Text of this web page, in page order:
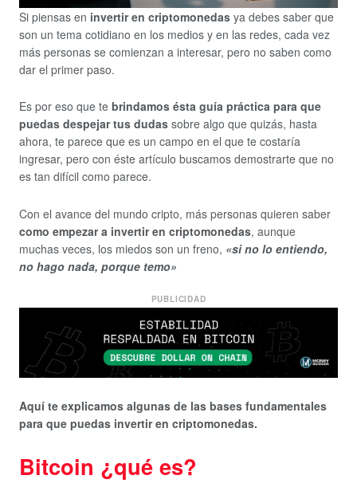
Si piensas en invertir en criptomonedas ya debes saber que
son un tema cotidiano en los medios y en las redes, cada vez
más personas se comienzan a interesar, pero no saben como
dar el primer paso.
Es por eso que te brindamos ésta guía práctica para que
puedas despejar tus dudas sobre algo que quizás, hasta
ahora, te parece que es un campo en el que te costaría
ingresar, pero con éste artículo buscamos demostrarte que no
es tan difícil como parece.
Con el avance del mundo cripto, más personas quieren saber
como empezar a invertir en criptomonedas, aunque
muchas veces, los miedos son un freno, «si no lo entiendo,
no hago nada, porque temo»
PUBLICIDAD
Aquí te explicamos algunas de las bases fundamentales
para que puedas invertir en criptomonedas.
Bitcoin ¿qué es?